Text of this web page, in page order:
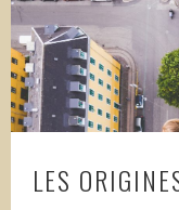
LES